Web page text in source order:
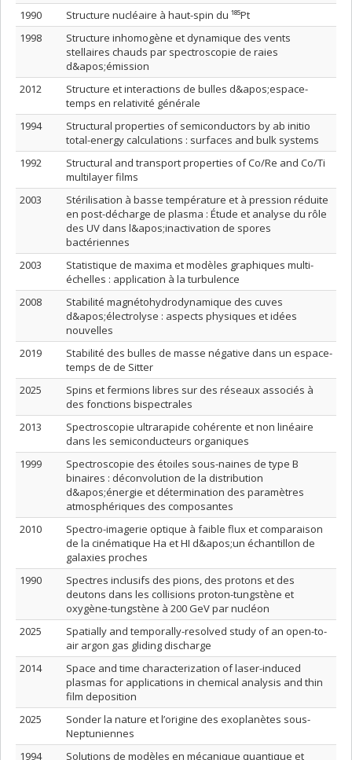
1990
Structure nucléaire à haut-spin du ¹⁸⁵Pt
1998
Structure inhomogène et dynamique des vents
stellaires chauds par spectroscopie de raies
d&apos;émission
2012
Structure et interactions de bulles d&apos;espace-
temps en relativité générale
1994
Structural properties of semiconductors by ab initio
total-energy calculations : surfaces and bulk systems
1992
Structural and transport properties of Co/Re and Co/Ti
multilayer films
2003
Stérilisation à basse température et à pression réduite
en post-décharge de plasma : Étude et analyse du rôle
des UV dans l&apos;inactivation de spores
bactériennes
2003
Statistique de maxima et modèles graphiques multi-
échelles : application à la turbulence
2008
Stabilité magnétohydrodynamique des cuves
d&apos;électrolyse : aspects physiques et idées
nouvelles
2019
Stabilité des bulles de masse négative dans un espace-
temps de de Sitter
2025
Spins et fermions libres sur des réseaux associés à
des fonctions bispectrales
2013
Spectroscopie ultrarapide cohérente et non linéaire
dans les semiconducteurs organiques
1999
Spectroscopie des étoiles sous-naines de type B
binaires : déconvolution de la distribution
d&apos;énergie et détermination des paramètres
atmosphériques des composantes
2010
Spectro-imagerie optique à faible flux et comparaison
de la cinématique Ha et HI d&apos;un échantillon de
galaxies proches
1990
Spectres inclusifs des pions, des protons et des
deutons dans les collisions proton-tungstène et
oxygène-tungstène à 200 GeV par nucléon
2025
Spatially and temporally-resolved study of an open-to-
air argon gas gliding discharge
2014
Space and time characterization of laser-induced
plasmas for applications in chemical analysis and thin
film deposition
2025
Sonder la nature et l’origine des exoplanètes sous-
Neptuniennes
1994
Solutions de modèles en mécanique quantique et